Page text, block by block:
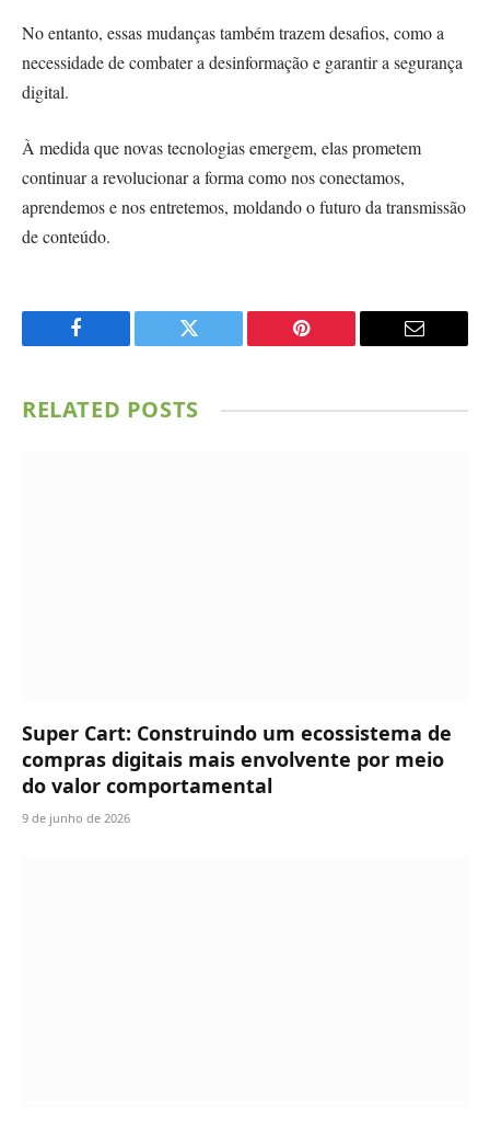
No entanto, essas mudanças também trazem desafios, como a
necessidade de combater a desinformação e garantir a segurança
digital.
À medida que novas tecnologias emergem, elas prometem
continuar a revolucionar a forma como nos conectamos,
aprendemos e nos entretemos, moldando o futuro da transmissão
de conteúdo.
Facebook Twitter Pinterest Email
RELATED POSTS
Super Cart: Construindo um ecossistema de
compras digitais mais envolvente por meio
do valor comportamental
9 de junho de 2026